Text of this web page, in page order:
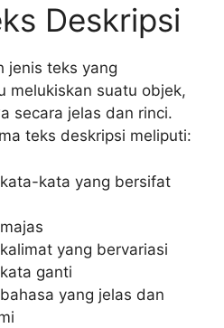
Deskripsi
jenis teks yang
melukiskan suatu objek,
secara jelas dan rinci.
teks deskripsi meliputi:
kata yang bersifat
yang bervariasi
ganti
yang jelas dan